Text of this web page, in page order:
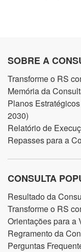
SOBRE A
Transforme o RS
Memória da
Planos
2030)
Relatório de
Repasses para a
CONSULTA
Resultado da
Transforme o RS
Orientações para a
Regramento da
Perguntas